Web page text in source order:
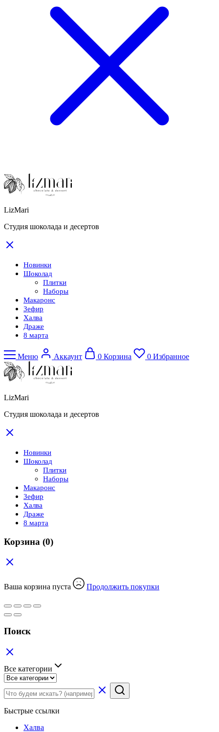
LizMari
Студия шоколада и десертов
Новинки
Шоколад
Плитки
Наборы
Макаронс
Зефир
Халва
Драже
8 марта
Меню Аккаунт 0 Корзина 0 Избранное
LizMari
Студия шоколада и десертов
Новинки
Шоколад
Плитки
Наборы
Макаронс
Зефир
Халва
Драже
8 марта
Корзина (0)
Ваша корзина пуста Продолжить покупки
Поиск
Все категории
Быстрые ссылки
Халва